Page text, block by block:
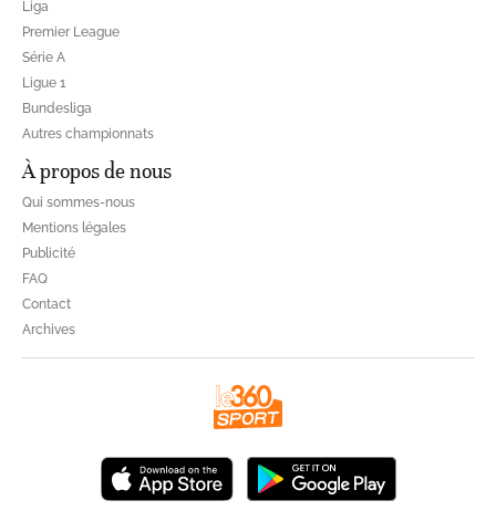
Liga
Premier League
Série A
Ligue 1
Bundesliga
Autres championnats
À propos de nous
Qui sommes-nous
Mentions légales
Publicité
FAQ
Contact
Archives